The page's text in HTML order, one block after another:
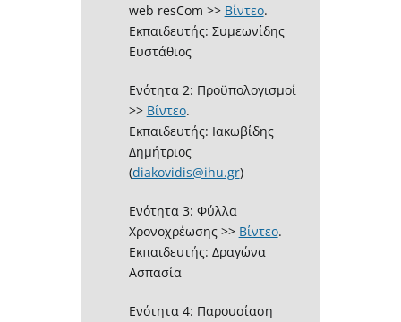
web resCom >> Βίντεο.
Εκπαιδευτής: Συμεωνίδης
Ευστάθιος
Ενότητα 2: Προϋπολογισμοί
>> Βίντεο.
Εκπαιδευτής: Ιακωβίδης
Δημήτριος
(diakovidis@ihu.gr)
Ενότητα 3: Φύλλα
Χρονοχρέωσης >> Βίντεο.
Εκπαιδευτής: Δραγώνα
Ασπασία
Ενότητα 4: Παρουσίαση